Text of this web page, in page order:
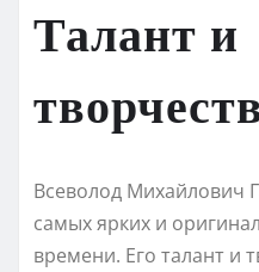
Талант и
Всеволод Михайлович
самых ярких и
времени. Его талант и